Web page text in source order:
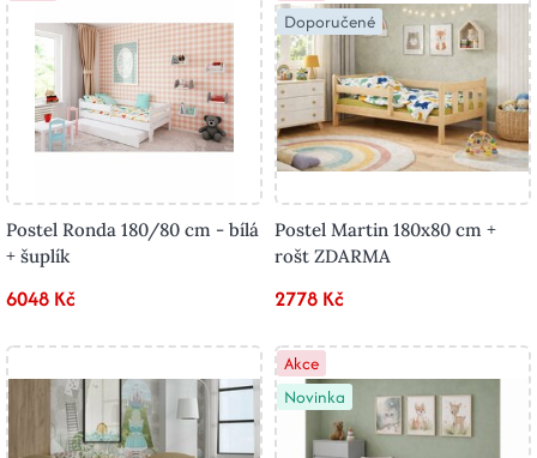
Postel Ronda 180/80 cm - bílá
+ šuplík
6048 Kč
Doporučené
Postel Martin 180x80 cm +
rošt ZDARMA
2778 Kč
Akce
Novinka